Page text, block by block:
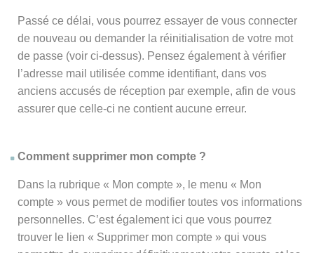
Passé ce délai, vous pourrez essayer de vous connecter
de nouveau ou demander la réinitialisation de votre mot
de passe (voir ci-dessus). Pensez également à vérifier
l’adresse mail utilisée comme identifiant, dans vos
anciens accusés de réception par exemple, afin de vous
assurer que celle-ci ne contient aucune erreur.
Comment supprimer mon compte ?
Dans la rubrique « Mon compte », le menu « Mon
compte » vous permet de modifier toutes vos informations
personnelles. C’est également ici que vous pourrez
trouver le lien « Supprimer mon compte » qui vous